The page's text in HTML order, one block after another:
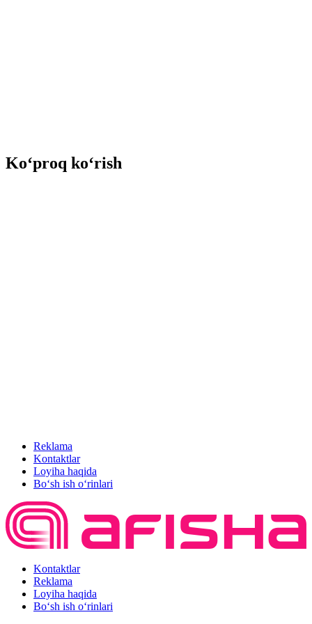
Ko‘proq ko‘rish
Reklama
Kontaktlar
Loyiha haqida
Bo‘sh ish o‘rinlari
Kontaktlar
Reklama
Loyiha haqida
Bo‘sh ish o‘rinlari